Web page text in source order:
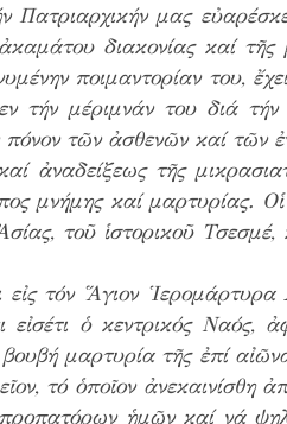
μας
διακονίας καί
ποιμαντορίαν του,
τήν μέριμνάν του διά
τῶν ἀσθενῶν καί τῶν
ἀναδείξεως τῆς
μνήμης καί μαρτυρίας.
τοῦ ἱστορικοῦ Τσεσμέ,
εἰς τόν Ἅγιον
ὁ κεντρικός Ναός,
μαρτυρία τῆς ἐπί
τό ὁποῖον
ἡμῶν καί νά